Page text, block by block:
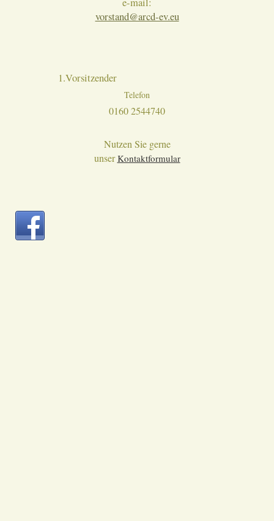
vorstand@arcd-ev.eu
1.Vorsitzender
Telefon
0160 2544740
Nutzen Sie gerne
unser Kontaktformular